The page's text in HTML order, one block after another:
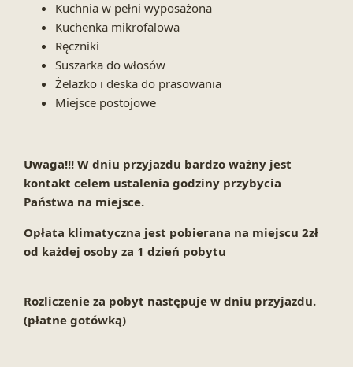
Kuchnia w pełni wyposażona
Kuchenka mikrofalowa
Ręczniki
Suszarka do włosów
Żelazko i deska do prasowania
Miejsce postojowe
Uwaga!!! W dniu przyjazdu bardzo ważny jest
kontakt celem ustalenia godziny przybycia
Państwa na miejsce.
Opłata klimatyczna jest pobierana na miejscu 2zł
od każdej osoby za 1 dzień pobytu
Rozliczenie za pobyt następuje w dniu przyjazdu.
(płatne gotówką)